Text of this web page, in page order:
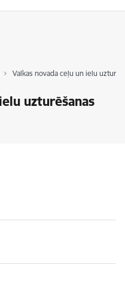
Valkas novada ceļu un ielu
uzturēšanas